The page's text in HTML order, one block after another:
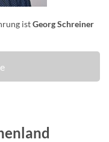
istGeorg Schreiner